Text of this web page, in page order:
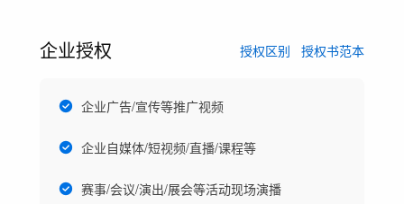
企业授权 授权区别 授权书范本
企业广告/宣传等推广视频
企业自媒体/短视频/直播/课程等
赛事/会议/演出/展会等活动现场演播